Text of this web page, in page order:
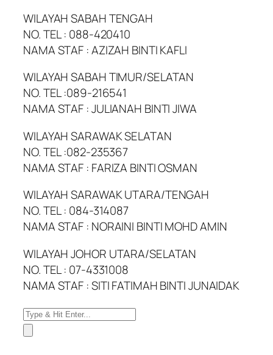
WILAYAH SABAH TENGAH
NO. TEL : 088-420410
NAMA STAF : AZIZAH BINTI KAFLI
WILAYAH SABAH TIMUR/SELATAN
NO. TEL :089-216541
NAMA STAF : JULIANAH BINTI JIWA
WILAYAH SARAWAK SELATAN
NO. TEL :082-235367
NAMA STAF : FARIZA BINTI OSMAN
WILAYAH SARAWAK UTARA/TENGAH
NO. TEL : 084-314087
NAMA STAF : NORAINI BINTI MOHD AMIN
WILAYAH JOHOR UTARA/SELATAN
NO. TEL : 07-4331008
NAMA STAF : SITI FATIMAH BINTI JUNAIDAK